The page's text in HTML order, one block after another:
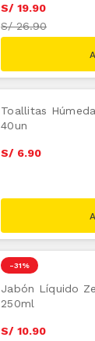
S/ 19.90
S/26.90
Toallitas
40un
S/ 6.90
-31 %
Jabón Líquido
250ml
S/ 10.90